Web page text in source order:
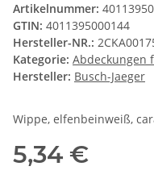
Artikelnummer:
GTIN: 4011395000144
Hersteller-NR.:
Kategorie: Abdeckungen
Hersteller: Busch-Jaeger
Wippe, elfenbeinweiß,
5,34 €